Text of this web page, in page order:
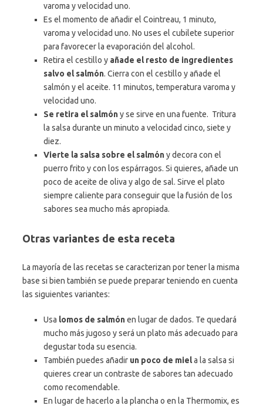
varoma y velocidad uno.
Es el momento de añadir el Cointreau, 1 minuto,
varoma y velocidad uno. No uses el cubilete superior
para favorecer la evaporación del alcohol.
Retira el cestillo y añade el resto de ingredientes
salvo el salmón. Cierra con el cestillo y añade el
salmón y el aceite. 11 minutos, temperatura varoma y
velocidad uno.
Se retira el salmóny se sirve en una fuente. Tritura
la salsa durante un minuto a velocidad cinco, siete y
diez.
Vierte la salsa sobre el salmóny decora con el
puerro frito y con los espárragos. Si quieres, añade un
poco de aceite de oliva y algo de sal. Sirve el plato
siempre caliente para conseguir que la fusión de los
sabores sea mucho más apropiada.
Otras variantes de esta receta
La mayoría de las recetas se caracterizan por tener la misma
base si bien también se puede preparar teniendo en cuenta
las siguientes variantes:
Usa lomos de salmónen lugar de dados. Te quedará
mucho más jugoso y será un plato más adecuado para
degustar toda su esencia.
También puedes añadir un poco de miela la salsa si
quieres crear un contraste de sabores tan adecuado
como recomendable.
En lugar de hacerlo a la plancha o en la Thermomix, es